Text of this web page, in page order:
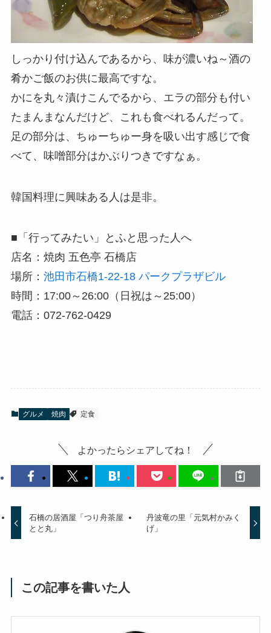
しっかり付け込んであるから、味が濃いね～酒の
肴かご飯のお供に最高ですな。
かにを丸々漬けこんでるから、エラの部分も付い
たまんまなんだけど、これも食べれるんだって。
足の部分は、ちゅーちゅー身を吸い出す感じで食
べて、味噌部分はかぶりつきですなぁ。
韓国料理に興味ある人は是非。
■「行ってみたい」とふと思った人へ
店名：焼肉 五色亭 石橋店
場所： 池田市石橋1-22-18 パークプラザビル
時間：17:00～26:00（日祝は～25:00）
電話：072-762-0429
グルメ 焼肉 定食
よかったらシェアしてね！
石橋の居酒屋「つり舟茶屋
とと丸」
丹波竜の里「元気村かみく
げ」
この記事を書いた人